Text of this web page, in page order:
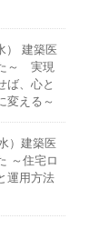
） 建築医
～ 実現
ば、心と
変える～
）建築医
～住宅ロ
運用方法